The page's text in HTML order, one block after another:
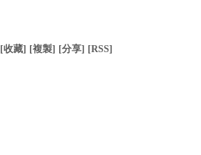
[收藏] [複製] [分享] [RSS]